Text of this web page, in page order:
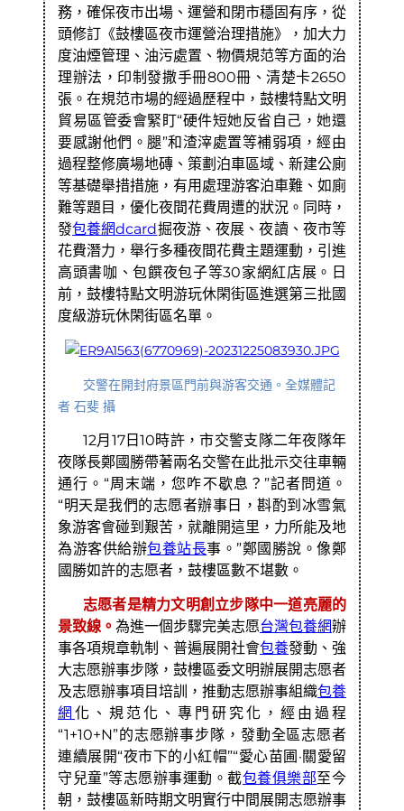
務，確保夜市出場、運營和閉市穩固有序，從
頭修訂《鼓樓區夜市運營治理措施》，加大力
度油煙管理、油污處置、物價規范等方面的治
理辦法，印制發撒手冊800冊、清楚卡2650
張。在規范市場的經過歷程中，鼓樓特點文明
貿易區管委會緊盯“硬件短她反省自己，她還
要感謝他們。腿”和渣滓處置等補弱項，經由
過程整修廣場地磚、策劃泊車區域、新建公廁
等基礎舉措措施，有用處理游客泊車難、如廁
難等題目，優化夜間花費周遭的狀況。同時，
發包養網dcard掘夜游、夜展、夜讀、夜市等
花費潛力，舉行多種夜間花費主題運動，引進
高頭書咖、包饌夜包子等30家網紅店展。日
前，鼓樓特點文明游玩休閑街區進選第三批國
度級游玩休閑街區名單。
交警在開封府景區門前與游客交通。全媒體記
者 石斐 攝
12月17日10時許，市交警支隊二年夜隊年
夜隊長鄭國勝帶著兩名交警在此批示交往車輛
通行。“周末端，您咋不歇息？”記者問道。
“明天是我們的志愿者辦事日，斟酌到冰雪氣
象游客會碰到艱苦，就離開這里，力所能及地
為游客供給辦包養站長事。”鄭國勝說。像鄭
國勝如許的志愿者，鼓樓區數不堪數。
志愿者是精力文明創立步隊中一道亮麗的
景致線。 為進一個步驟完美志愿台灣包養網辦
事各項規章軌制、普遍展開社會包養發動、強
大志愿辦事步隊，鼓樓區委文明辦展開志愿者
及志愿辦事項目培訓，推動志愿辦事組織包養
網 化、規范化、專門研究化，經由過程
“1+10+N”的志愿辦事步隊，發動全區志愿者
連續展開“夜市下的小紅帽”“愛心苗圃·關愛留
守兒童”等志愿辦事運動。截包養俱樂部至今
朝，鼓樓區新時期文明實行中間展開志愿辦事